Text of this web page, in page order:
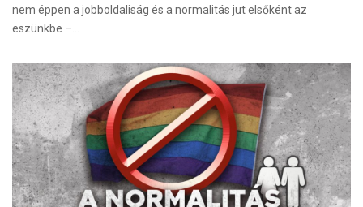
nem éppen a jobboldaliság és a normalitás jut elsőként az
eszünkbe –…